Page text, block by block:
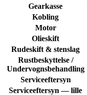
Gearkasse
Kobling
Motor
Olieskift
Rudeskift & stenslag
Rustbeskyttelse /
Undervognsbehandling
Serviceeftersyn
Serviceeftersyn — lille